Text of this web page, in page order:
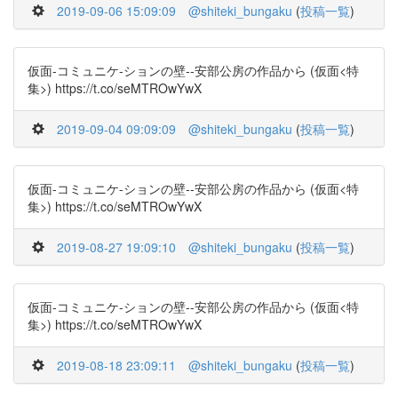
2019-09-06 15:09:09 @shiteki_bungaku (投稿一覧)
仮面-コミュニケ-ションの壁--安部公房の作品から (仮面<特
集>) https://t.co/seMTROwYwX
2019-09-04 09:09:09 @shiteki_bungaku (投稿一覧)
仮面-コミュニケ-ションの壁--安部公房の作品から (仮面<特
集>) https://t.co/seMTROwYwX
2019-08-27 19:09:10 @shiteki_bungaku (投稿一覧)
仮面-コミュニケ-ションの壁--安部公房の作品から (仮面<特
集>) https://t.co/seMTROwYwX
2019-08-18 23:09:11 @shiteki_bungaku (投稿一覧)